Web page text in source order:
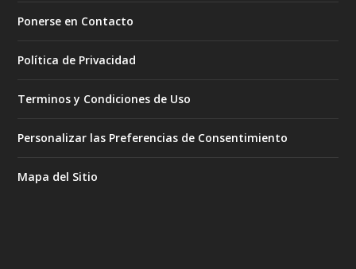
Ponerse en Contacto
Política de Privacidad
Terminos y Condiciones de Uso
Personalizar las Preferencias de Consentimiento
Mapa del Sitio